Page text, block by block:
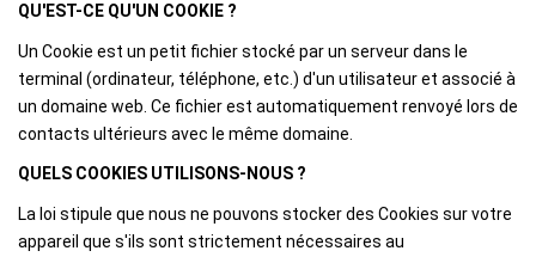
QU'EST-CE QU'UN COOKIE ?
Un Cookie est un petit fichier stocké par un serveur dans le
terminal (ordinateur, téléphone, etc.) d'un utilisateur et associé à
un domaine web. Ce fichier est automatiquement renvoyé lors de
contacts ultérieurs avec le même domaine.
QUELS COOKIES UTILISONS-NOUS ?
La loi stipule que nous ne pouvons stocker des Cookies sur votre
appareil que s'ils sont strictement nécessaires au